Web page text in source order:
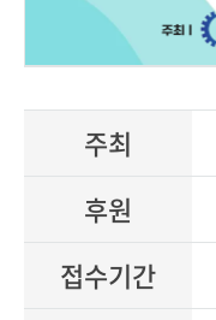
주최
후원
접수기간